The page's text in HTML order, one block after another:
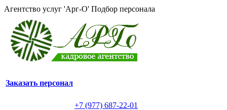
Агентство услуг 'Арг-О' Подбор персонала
Заказать персонал
+7 (977) 687-22-01